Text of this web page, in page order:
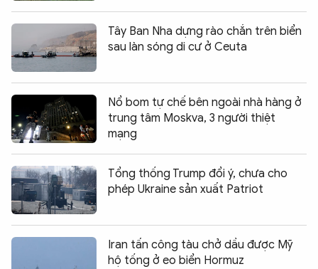
Tây Ban Nha dựng rào chắn trên biển
sau làn sóng di cư ở Ceuta
Nổ bom tự chế bên ngoài nhà hàng ở
trung tâm Moskva, 3 người thiệt
mạng
Tổng thống Trump đổi ý, chưa cho
phép Ukraine sản xuất Patriot
Iran tấn công tàu chở dầu được Mỹ
hộ tống ở eo biển Hormuz